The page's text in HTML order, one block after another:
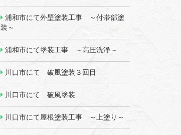
浦和市にて外壁塗装工事 ～付帯部塗
装～
浦和市にて塗装工事 ～高圧洗浄～
川口市にて 破風塗装３回目
川口市にて 破風塗装
川口市にて屋根塗装工事 ～上塗り～